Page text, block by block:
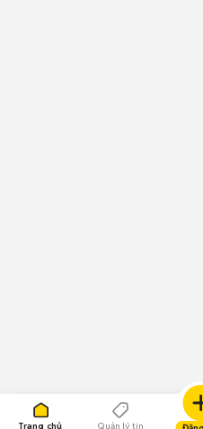
Trang chủ Quản lý tin